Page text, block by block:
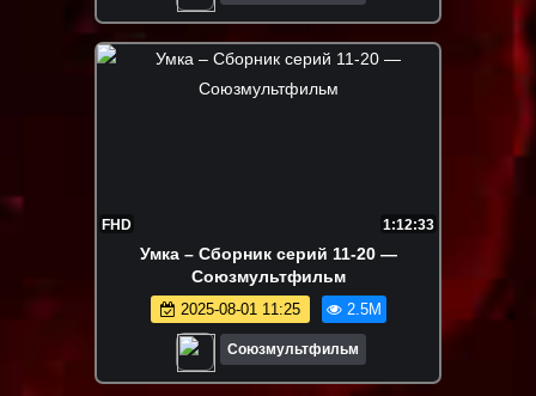
FHD 1:12:33
Умка – Сборник серий 11-20 —
Союзмультфильм
2025-08-01 11:25 2.5M
Союзмультфильм